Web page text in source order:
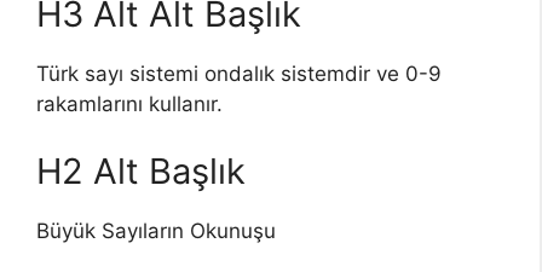
H3 Alt Alt Başlık
Türk sayı sistemi ondalık sistemdir ve 0-9
rakamlarını kullanır.
H2 Alt Başlık
Büyük Sayıların Okunuşu